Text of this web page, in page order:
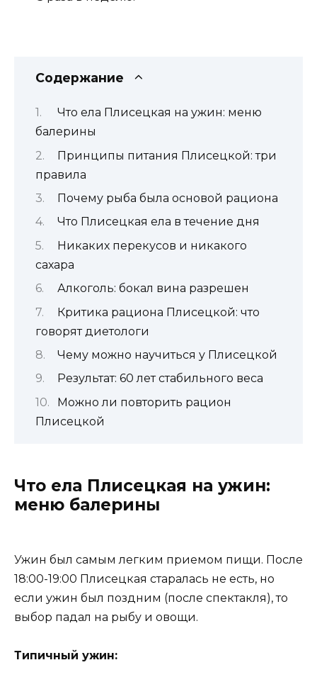
Содержание
Что ела Плисецкая на ужин: меню
балерины
Принципы питания Плисецкой: три
правила
Почему рыба была основой рациона
Что Плисецкая ела в течение дня
Никаких перекусов и никакого
сахара
Алкоголь: бокал вина разрешен
Критика рациона Плисецкой: что
говорят диетологи
Чему можно научиться у Плисецкой
Результат: 60 лет стабильного веса
Можно ли повторить рацион
Плисецкой
Что ела Плисецкая на ужин:
меню балерины
Ужин был самым легким приемом пищи. После
18:00-19:00 Плисецкая старалась не есть, но
если ужин был поздним (после спектакля), то
выбор падал на рыбу и овощи.
Типичный ужин: